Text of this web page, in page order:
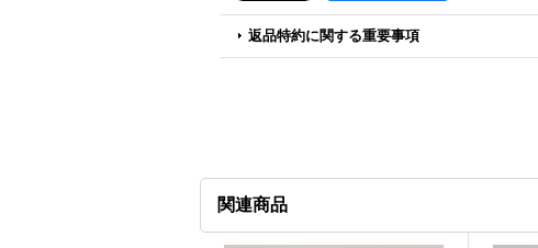
返品特約に関する重要事項
関連商品